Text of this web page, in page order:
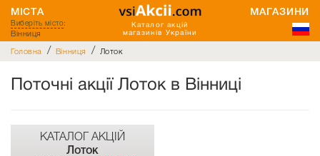
Каталог акцій
магазинів України
МІСТА МАГАЗИНИ
Виберіть місто:
Вінниця
Головна / Вінниця / Лоток
Поточні акції Лоток в Вінниці
КАТАЛОГ АКЦІЙ
Лоток